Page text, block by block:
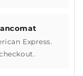
Express.